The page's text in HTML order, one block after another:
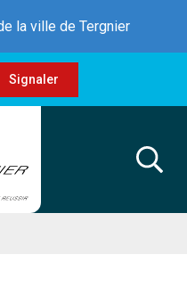
la ville de Tergnier
Signaler